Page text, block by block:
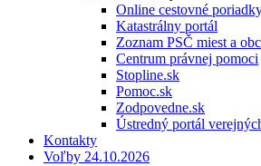
Online cestovné
Katastrálny portál
Zoznam PSČ miest a
Centrum právnej pomoci
Stopline.sk
Pomoc.sk
Zodpovedne.sk
Ústredný portál
Kontakty
Voľby 24.10.2026